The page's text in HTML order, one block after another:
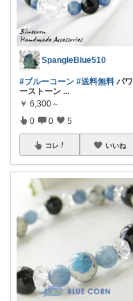
SpangleBlue510
#ブルーコーン #送料無料 パワ
ーストーン ...
￥ 6,300～
0 0 5
コレ いいね